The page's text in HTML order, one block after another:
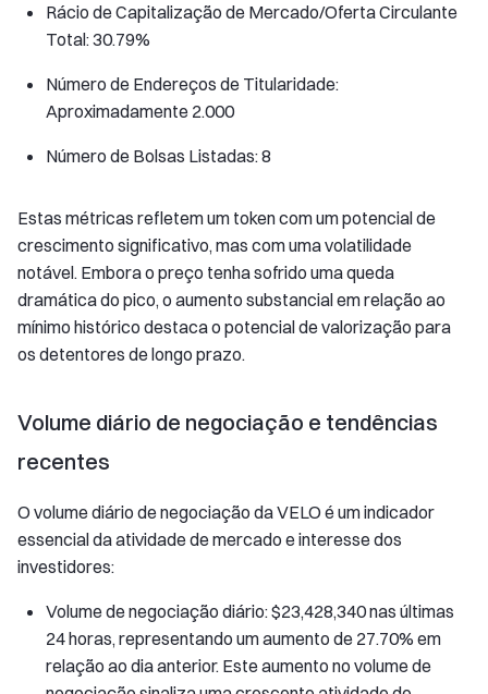
Rácio de Capitalização de Mercado/Oferta Circulante
Total: 30.79%
Número de Endereços de Titularidade:
Aproximadamente 2.000
Número de Bolsas Listadas: 8
Estas métricas refletem um token com um potencial de
crescimento significativo, mas com uma volatilidade
notável. Embora o preço tenha sofrido uma queda
dramática do pico, o aumento substancial em relação ao
mínimo histórico destaca o potencial de valorização para
os detentores de longo prazo.
Volume diário de negociação e tendências
recentes
O volume diário de negociação da VELO é um indicador
essencial da atividade de mercado e interesse dos
investidores:
Volume de negociação diário: $23,428,340 nas últimas
24 horas, representando um aumento de 27.70% em
relação ao dia anterior. Este aumento no volume de